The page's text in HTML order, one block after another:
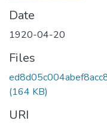
Date
1920-04-20
Files
(164 KB)
URI